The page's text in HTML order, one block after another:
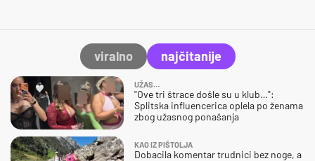
viralno najčitanije
UŽAS…
"Ove tri štrace došle su u klub…":
Splitska influencerica oplela po ženama
zbog užasnog ponašanja
KAO IZ PIŠTOLJA
Dobacila komentar trudnici bez noge, a